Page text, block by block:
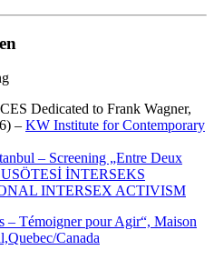
Dedicated to Frank Wagner,
– KW Institute for Contemporary
– Screening „Entre Deux
İNTERSEKS
INTERSEX ACTIVISM
– Témoigner pour Agir“, Maison
Canada